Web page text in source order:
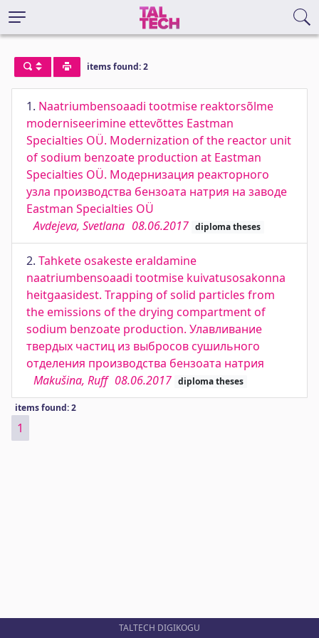
items found: 2
1. Naatriumbensoaadi tootmise reaktorsõlme
moderniseerimine ettevõttes Eastman
Specialties OÜ. Modernization of the reactor unit
of sodium benzoate production at Eastman
Specialties OÜ. Модернизация реакторного
узла производства бензоата натрия на заводе
Eastman Specialties OÜ
Avdejeva, Svetlana 08.06.2017 diploma theses
2. Tahkete osakeste eraldamine
naatriumbensoaadi tootmise kuivatusosakonna
heitgaasidest. Trapping of solid particles from
the emissions of the drying compartment of
sodium benzoate production. Улавливание
твердых частиц из выбросов сушильного
отделения производства бензоата натрия
Makušina, Ruff 08.06.2017 diploma theses
items found: 2
1
TALTECH DIGIKOGU